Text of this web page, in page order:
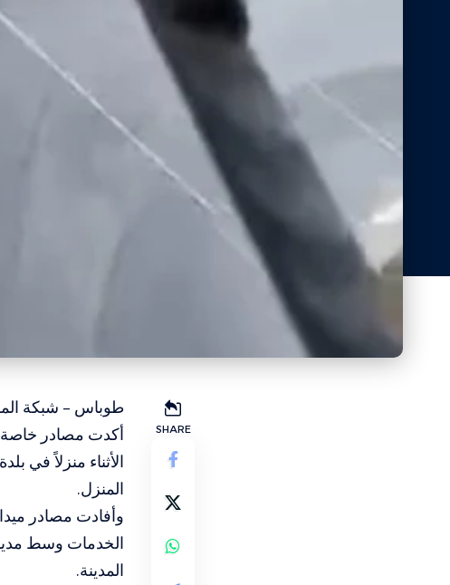
SHARE
طوباس – شبكة
أكدت مصادر خاصة
الأثناء منزلاً
المنزل.
وأفادت مصادر
الخدمات وسط
المدينة.